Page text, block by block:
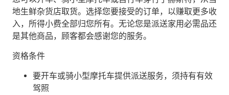
地生鲜杂货店取货。选择您要接受的订单，以赚取更多收
入，所得小费全部归您所有。无论您是派送家用必需品还
是其他商品，顾客都会感谢您的服务。
资格条件
要开车或骑小型摩托车提供派送服务，须持有有效
驾照